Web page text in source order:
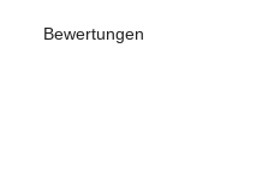
Bewertungen